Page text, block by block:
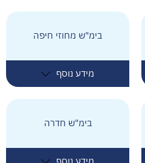
בימ"ש מחוזי חיפה
מידע נוסף
בימ"ש חדרה